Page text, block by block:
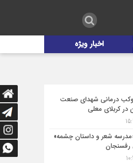
اخبار ویژه معلی آغاز نخستین دوره «مدرسه
درمانی شهدای صنعت
در کربلای معلی
شعر و داستان چشمه»